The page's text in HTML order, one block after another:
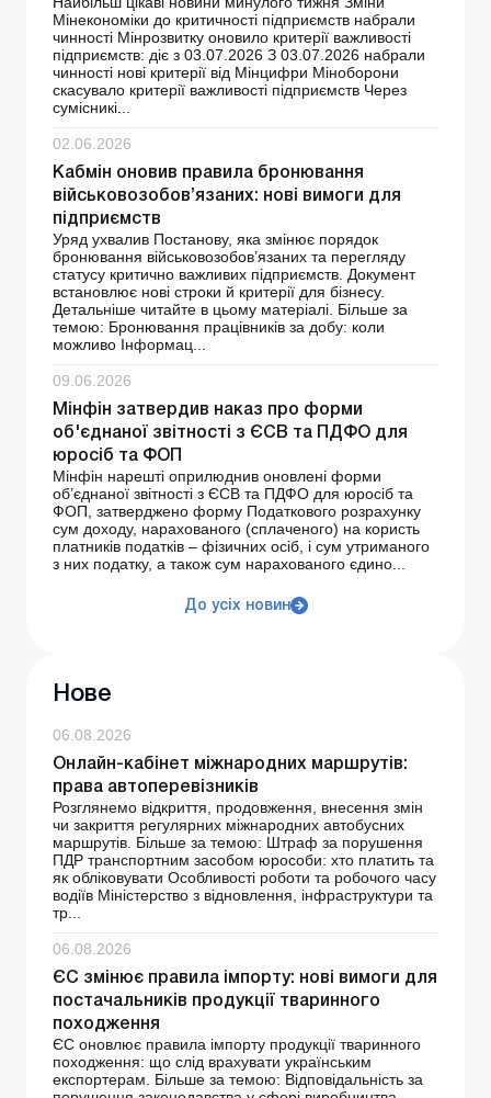
Мінекономіки до критичності підприємств набрали
чинності Мінрозвитку оновило критерії важливості
підприємств: діє з 03.07.2026 З 03.07.2026 набрали
чинності нові критерії від Мінцифри Міноборони
скасувало критерії важливості підприємств Через
сумісникі...
02.06.2026
Кабмін оновив правила бронювання
військовозобов’язаних: нові вимоги для
підприємств
Уряд ухвалив Постанову, яка змінює порядок
бронювання військовозобов’язаних та перегляду
статусу критично важливих підприємств. Документ
встановлює нові строки й критерії для бізнесу.
Детальніше читайте в цьому матеріалі. Більше за
темою: Бронювання працівників за добу: коли
можливо Інформац...
09.06.2026
Мінфін затвердив наказ про форми
об'єднаної звітності з ЄСВ та ПДФО для
юросіб та ФОП
Мінфін нарешті оприлюднив оновлені форми
об’єднаної звітності з ЄСВ та ПДФО для юросіб та
ФОП, затверджено форму Податкового розрахунку
сум доходу, нарахованого (сплаченого) на користь
платників податків – фізичних осіб, і сум утриманого
з них податку, а також сум нарахованого єдино...
До усіх новин
Нове
06.08.2026
Онлайн-кабінет міжнародних маршрутів:
права автоперевізників
Розглянемо відкриття, продовження, внесення змін
чи закриття регулярних міжнародних автобусних
маршрутів. Більше за темою: Штраф за порушення
ПДР транспортним засобом юрособи: хто платить та
як обліковувати Особливості роботи та робочого часу
водіїв Міністерство з відновлення, інфраструктури та
тр...
06.08.2026
ЄС змінює правила імпорту: нові вимоги для
постачальників продукції тваринного
походження
ЄС оновлює правила імпорту продукції тваринного
походження: що слід врахувати українським
експортерам. Більше за темою: Відповідальність за